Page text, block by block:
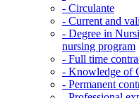
- Circulante
- Current and
- Degree in
nursing program
- Full time
- Knowledge of
- Permanent